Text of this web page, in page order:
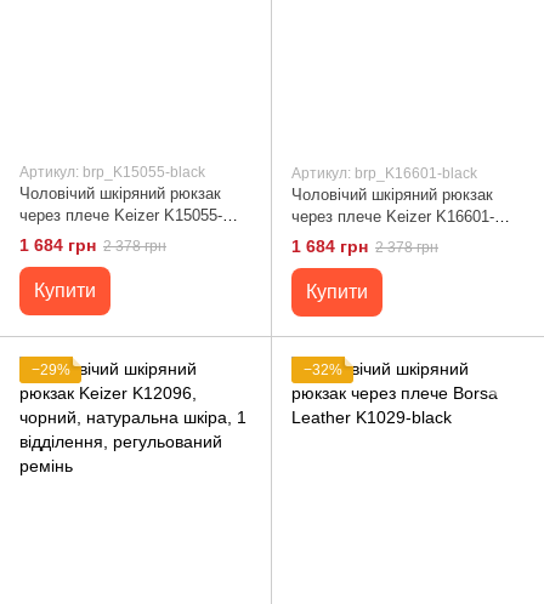
Артикул: brp_K15055-black
Чоловічий шкіряний рюкзак
через плече Keizer K15055-
black
1 684 грн 2 378 грн
Купити
Артикул: brp_K16601-black
Чоловічий шкіряний рюкзак
через плече Keizer K16601-
чорний 32х16х5.5 см,
натуральна шкіра
1 684 грн 2 378 грн
Купити
−29% −32%